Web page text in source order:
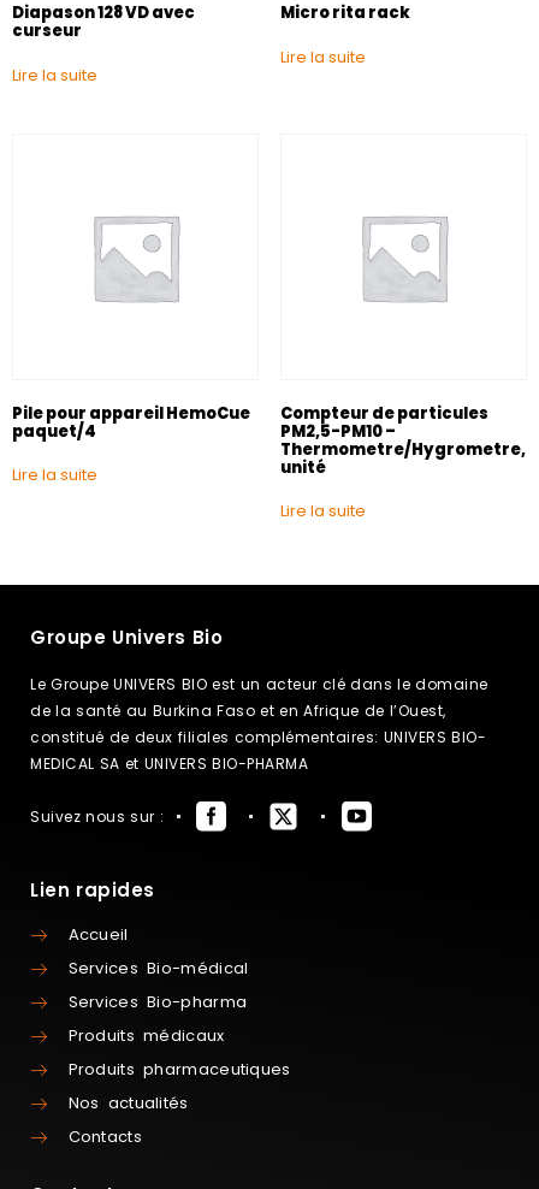
Diapason 128 VD avec
curseur
Lire la suite
Micro rita rack
Lire la suite
Pile pour appareil HemoCue
paquet/4
Lire la suite
Compteur de particules
PM2,5-PM10 –
Thermometre/Hygrometre,
unité
Lire la suite
Groupe Univers Bio
Le Groupe UNIVERS BIO est un acteur clé dans le domaine
de la santé au Burkina Faso et en Afrique de l’Ouest,
constitué de deux filiales complémentaires: UNIVERS BIO-
MEDICAL SA et UNIVERS BIO-PHARMA
Suivez nous sur :
Lien rapides
Accueil
Services Bio-médical
Services Bio-pharma
Produits médicaux
Produits pharmaceutiques
Nos actualités
Contacts